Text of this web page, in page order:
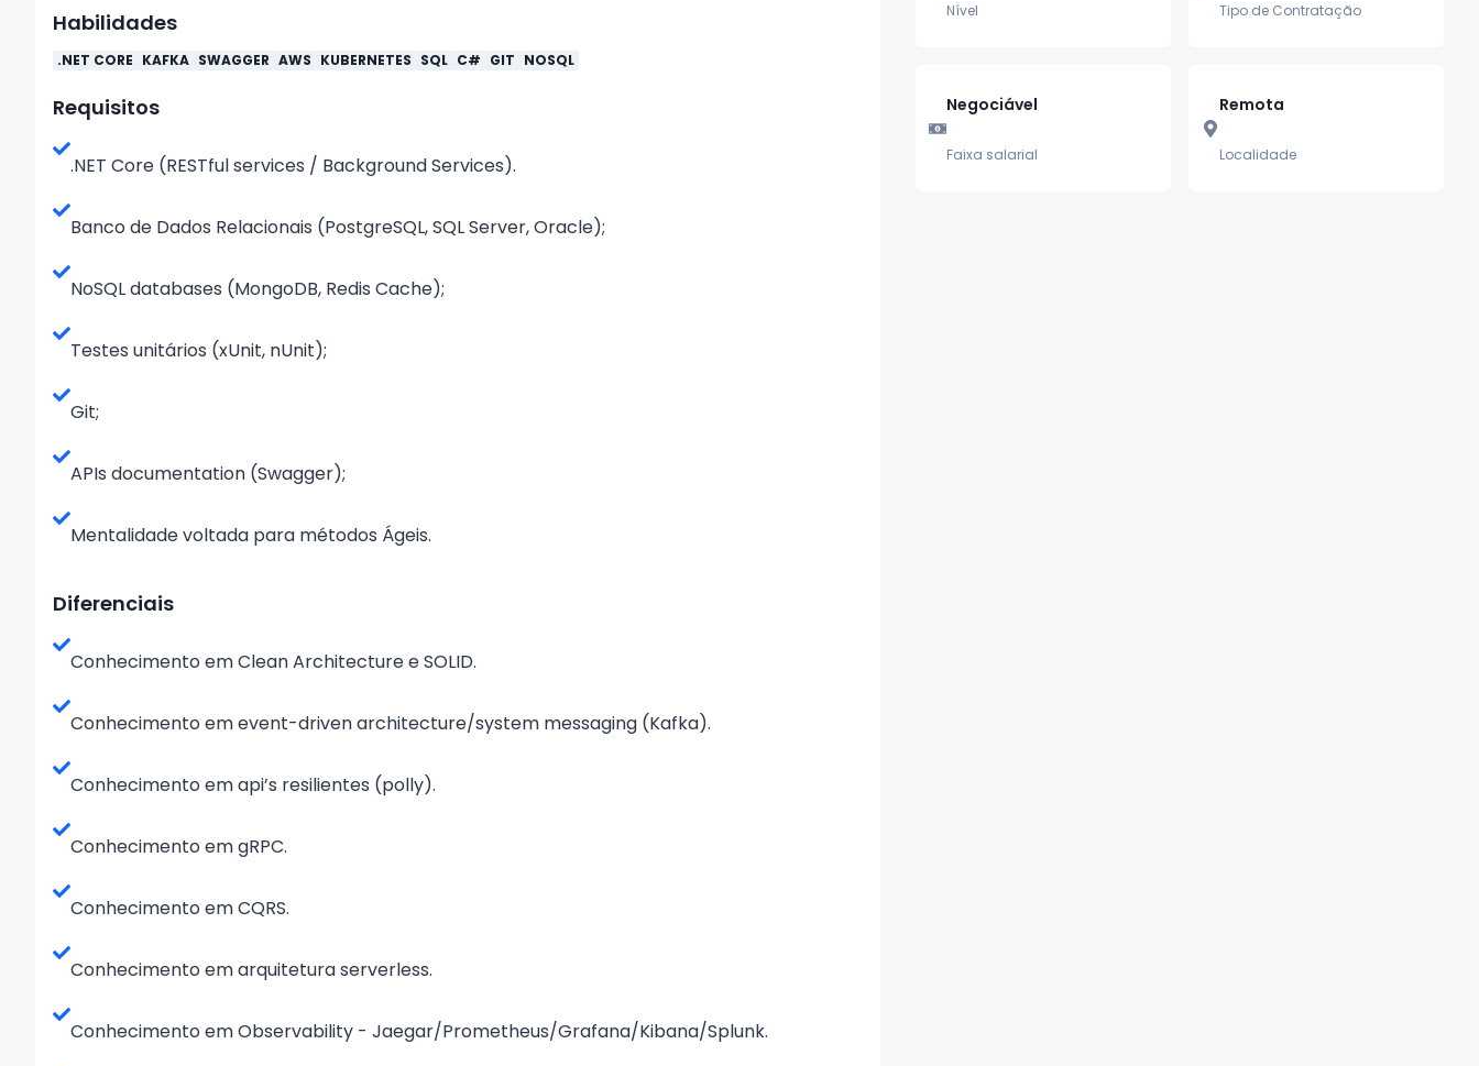
Habilidades
.NET CORE KAFKA SWAGGER AWS KUBERNETES SQL C# GIT NOSQL
Requisitos
.NET Core (RESTful services / Background Services).
Banco de Dados Relacionais (PostgreSQL, SQL Server, Oracle);
NoSQL databases (MongoDB, Redis Cache);
Testes unitários (xUnit, nUnit);
Git;
APIs documentation (Swagger);
Mentalidade voltada para métodos Ágeis.
Diferenciais
Conhecimento em Clean Architecture e SOLID.
Conhecimento em event-driven architecture/system messaging (Kafka).
Conhecimento em api’s resilientes (polly).
Conhecimento em gRPC.
Conhecimento em CQRS.
Conhecimento em arquitetura serverless.
Conhecimento em Observability - Jaegar/Prometheus/Grafana/Kibana/Splunk.
Nível Tipo de Contratação
Negociável
Faixa salarial
Remota
Localidade